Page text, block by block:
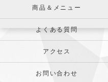
商品＆メニュー
よくある質問
アクセス
お問い合わせ